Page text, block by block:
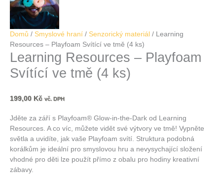
Domů / Smyslové hraní / Senzorický materiál / Learning
Resources – Playfoam Svítící ve tmě (4 ks)
Learning Resources – Playfoam
Svítící ve tmě (4 ks)
199,00 Kč vč. DPH
Jděte za září s Playfoam® Glow-in-the-Dark od Learning
Resources. A co víc, můžete vidět své výtvory ve tmě! Vypněte
světla a uvidíte, jak vaše Playfoam svítí. Struktura podobná
korálkům je ideální pro smyslovou hru a nevysychající složení
vhodné pro děti lze použít přímo z obalu pro hodiny kreativní
zábavy.